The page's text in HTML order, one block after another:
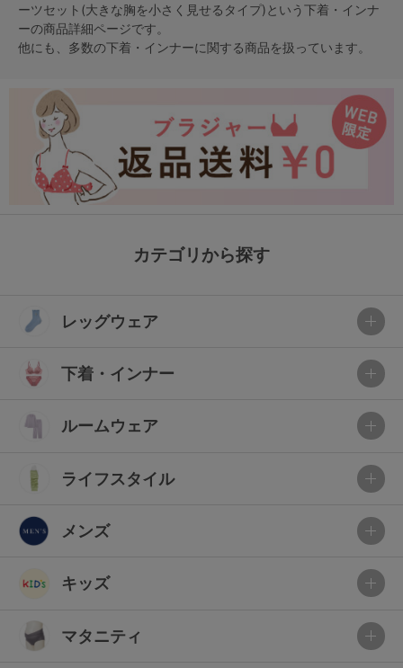
ーツセット(大きな胸を小さく見せるタイプ)という下着・インナ
ーの商品詳細ページです。
他にも、多数の下着・インナーに関する商品を扱っています。
カテゴリから探す
レッグウェア
下着・インナー
ルームウェア
ライフスタイル
メンズ
キッズ
マタニティ